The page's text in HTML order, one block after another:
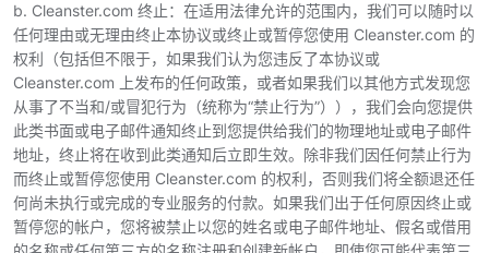
b. Cleanster.com 终止：在适用法律允许的范围内，我们可以随时以
任何理由或无理由终止本协议或终止或暂停您使用 Cleanster.com 的
权利（包括但不限于，如果我们认为您违反了本协议或
Cleanster.com 上发布的任何政策，或者如果我们以其他方式发现您
从事了不当和/或冒犯行为（统称为“禁止行为”）），我们会向您提供
此类书面或电子邮件通知终止到您提供给我们的物理地址或电子邮件
地址，终止将在收到此类通知后立即生效。除非我们因任何禁止行为
而终止或暂停您使用 Cleanster.com 的权利，否则我们将全额退还任
何尚未执行或完成的专业服务的付款。如果我们出于任何原因终止或
暂停您的帐户，您将被禁止以您的姓名或电子邮件地址、假名或借用